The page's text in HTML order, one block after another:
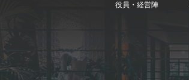
役員・経営陣